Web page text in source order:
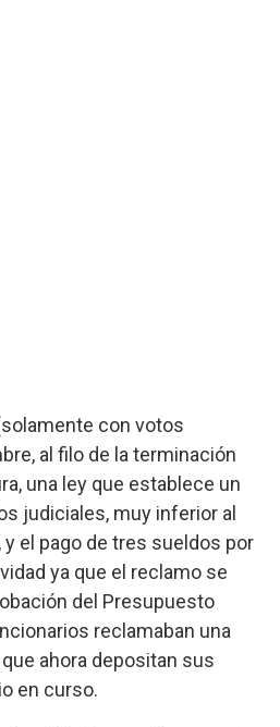
con votos
al filo de la terminación
una ley que establece un
judiciales, muy inferior al
el pago de tres sueldos por
ya que el reclamo se
del Presupuesto
reclamaban una
ahora depositan sus
en curso.